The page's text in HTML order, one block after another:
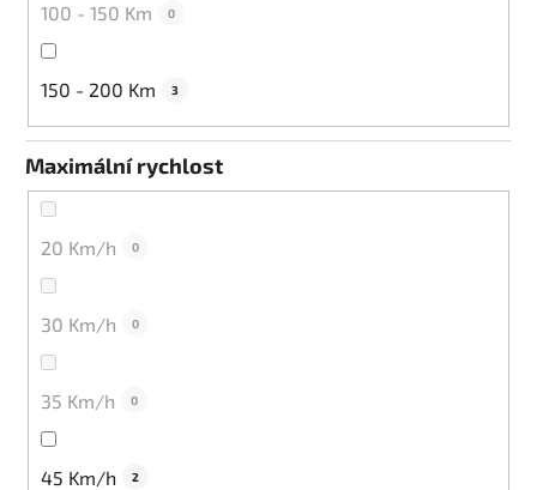
100 - 150 Km 0
150 - 200 Km 3
Maximální rychlost
20 Km/h 0
30 Km/h 0
35 Km/h 0
45 Km/h 2